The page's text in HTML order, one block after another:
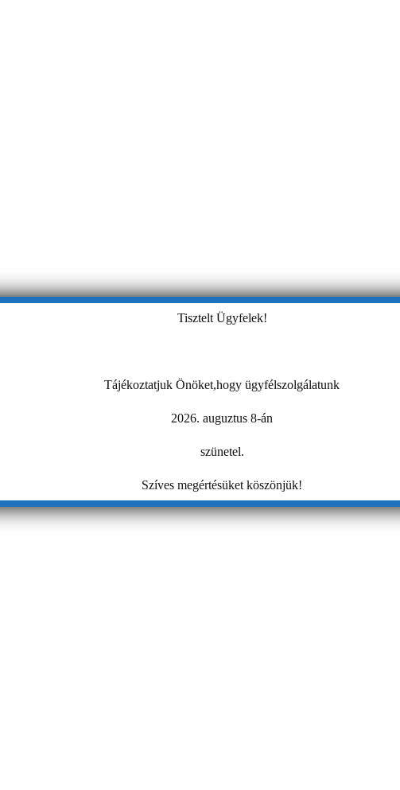
Tisztelt Ügyfelek!
Tájékoztatjuk Önöket,hogy ügyfélszolgálatunk
2026. auguztus 8-án
szünetel.
Szíves megértésüket köszönjük!